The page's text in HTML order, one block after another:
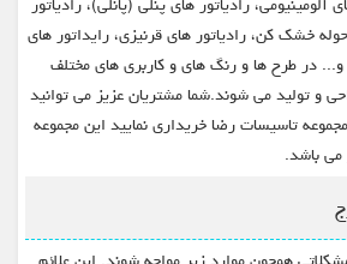
خشک کن، رادیاتور های قرنیزی، رایداتور های
و... در طرح ها و رنگ های و کاربری های مختلف
و تولید می شوند.شما مشتریان عزیز می توانید
تاسیسات رضا خریداری نمایید این مجموعه
می باشد.